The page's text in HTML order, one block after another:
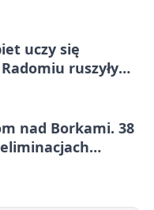
uczy się
ruszyły
nad Borkami. 38